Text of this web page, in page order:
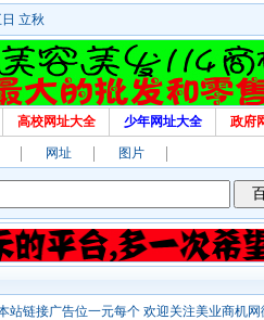
立秋
高校网址大全 少年网址大全 政府
网址 图片
站链接广告位一元每个 欢迎关注美业商机